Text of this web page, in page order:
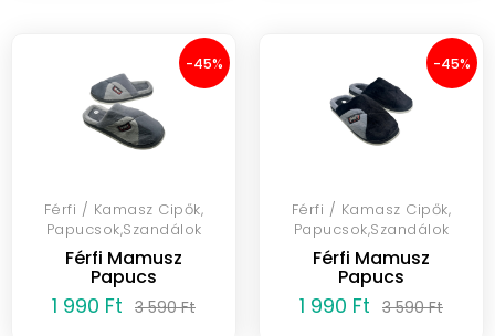
-45%
Férfi / Kamasz Cipők,
Papucsok,Szandálok
Férfi Mamusz
Papucs
1 990 Ft 3 590 Ft
-45%
Férfi / Kamasz Cipők,
Papucsok,Szandálok
Férfi Mamusz
Papucs
1 990 Ft 3 590 Ft